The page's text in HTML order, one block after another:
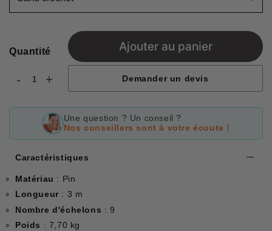
Quantité
- +
Ajouter au panier
Demander un devis
Une question ? Un conseil ?
Nos conseillers sont à votre écoute !
Caractéristiques
Matériau : Pin
Longueur : 3 m
Nombre d'échelons : 9
Poids : 7,70 kg